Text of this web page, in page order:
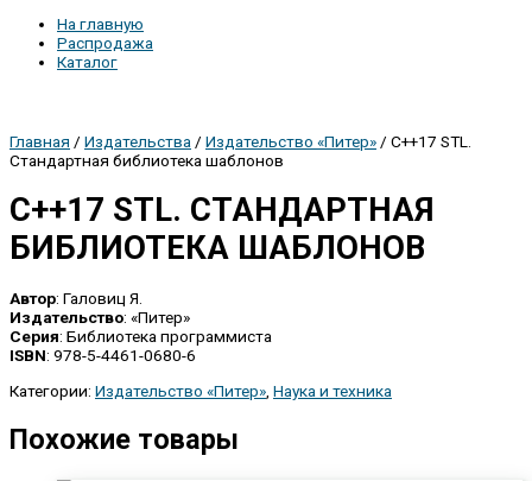
На главную
Распродажа
Каталог
Главная / Издательства / Издательство «Питер» / C++17 STL.
Стандартная библиотека шаблонов
C++17 STL. СТАНДАРТНАЯ
БИБЛИОТЕКА ШАБЛОНОВ
Автор: Галовиц Я.
Издательство: «Питер»
Серия: Библиотека программиста
ISBN: 978-5-4461-0680-6
Категории: Издательство «Питер» Наука и техника
Похожие товары